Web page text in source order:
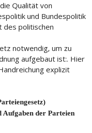
Qualität von
und Bundespolitik
des politischen
notwendig, um zu
aufgebaut ist:. Hier
explizit
Aufgaben der Parteien